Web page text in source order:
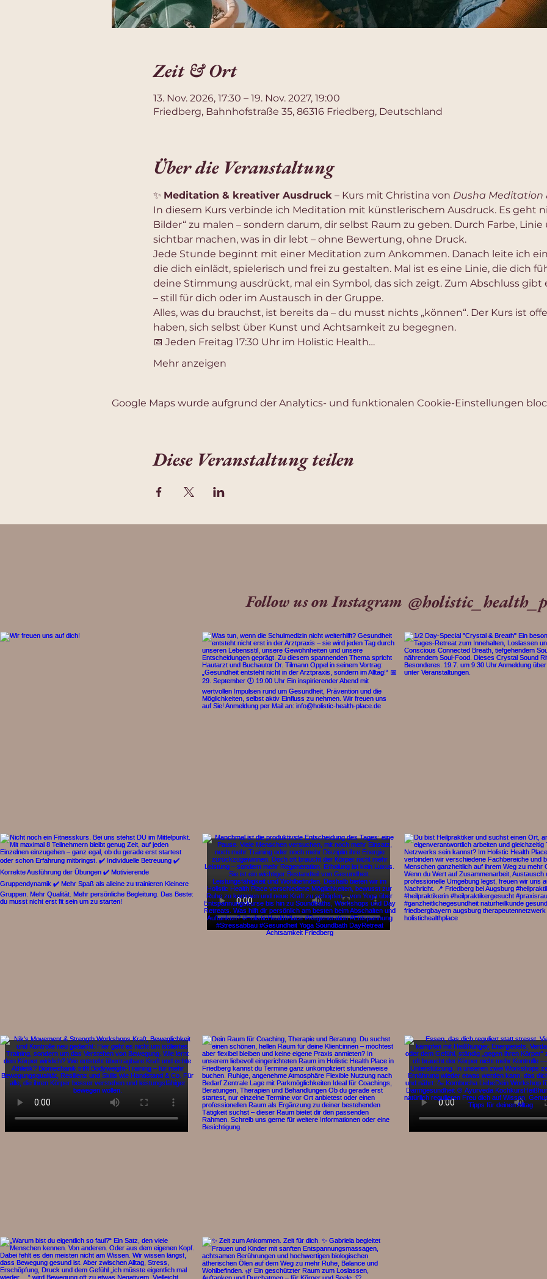
Zeit & Ort
13. Nov. 2026, 17:30 – 19. Nov. 2027, 19:00
Friedberg, Bahnhofstraße 35, 86316 Friedberg, Deutschland
Über die Veranstaltung
✨ Meditation & kreativer Ausdruck – Kurs mit Christina von Dusha Meditation
In diesem Kurs verbinde ich Meditation mit künstlerischem Ausdruck. Es geht
Bilder“ zu malen – sondern darum, dir selbst Raum zu geben. Durch Farbe,
sichtbar machen, was in dir lebt – ohne Bewertung, ohne Druck.
Jede Stunde beginnt mit einer Meditation zum Ankommen. Danach leite ich
die dich einlädt, spielerisch und frei zu gestalten. Mal ist es eine Linie, die dich
deine Stimmung ausdrückt, mal ein Symbol, das sich zeigt. Zum Abschluss
– still für dich oder im Austausch in der Gruppe.
Alles, was du brauchst, ist bereits da – du musst nichts „können“. Der Kurs ist
haben, sich selbst über Kunst und Achtsamkeit zu begegnen.
📅 Jeden Freitag 17:30 Uhr im Holistic Health…
Mehr anzeigen
Google Maps wurde aufgrund der Analytics- und funktionalen Cookie-Einstellungen
Diese Veranstaltung teilen
Follow us on Instagram